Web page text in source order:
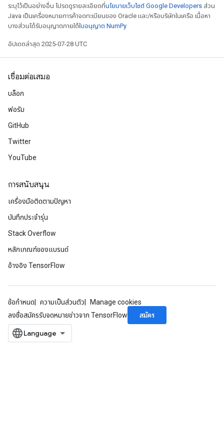
ระบุไว้เป็นอย่างอื่น โปรดดูรายละเอียดที่นโยบายเว็บไซต์ Google Developers ส่วน
Java เป็นเครื่องหมายการค้าจดทะเบียนของ Oracle และ/หรือบริษัทในเครือ เนื้อหา
บางส่วนได้รับอนุญาตภายใต้ใบอนุญาต NumPy
อัปเดตล่าสุด 2025-07-28 UTC
เชื่อมต่อเสมอ
บล็อก
ฟอรัม
GitHub
Twitter
YouTube
การสนับสนุน
เครื่องมือติดตามปัญหา
บันทึกประจำรุ่น
Stack Overflow
หลักเกณฑ์ของแบรนด์
อ้างอิง TensorFlow
ข้อกำหนด ความเป็นส่วนตัว
Manage cookies
ลงชื่อสมัครรับจดหมายข่าวจาก TensorFlow
สมัคร